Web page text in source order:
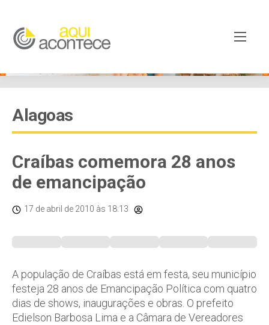
Alagoas
Craíbas comemora 28 anos
de emancipação
17 de abril de 2010 às 18:13
A população de Craíbas está em festa, seu município
festeja 28 anos de Emancipação Política com quatro
dias de shows, inaugurações e obras. O prefeito
Edielson Barbosa Lima e a Câmara de Vereadores